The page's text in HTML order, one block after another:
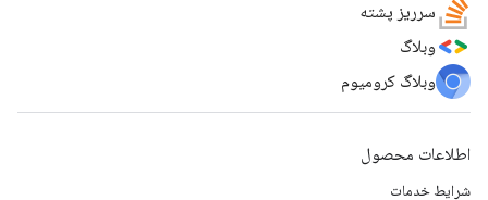
سرریز پشته
وبلاگ
وبلاگ کرومیوم
اطلاعات محصول
شرایط خدمات